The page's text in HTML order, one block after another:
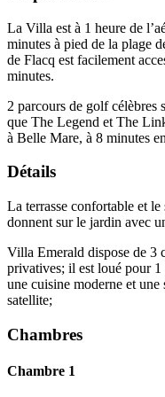
La Villa est à 1 heure de
minutes à pied de la plage
de Flacq est facilement
minutes.
2 parcours de golf
que The Legend et The
à Belle Mare, à 8 minutes
Détails
La terrasse confortable et le
donnent sur le jardin avec
Villa Emerald dispose de 3
privatives; il est loué pour 1
une cuisine moderne et une
satellite;
Chambres
Chambre 1